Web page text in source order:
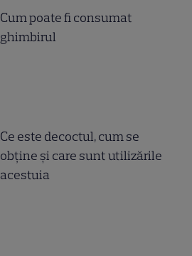
Cum poate fi consumat
ghimbirul
Ce este decoctul, cum se
obţine şi care sunt utilizările
acestuia